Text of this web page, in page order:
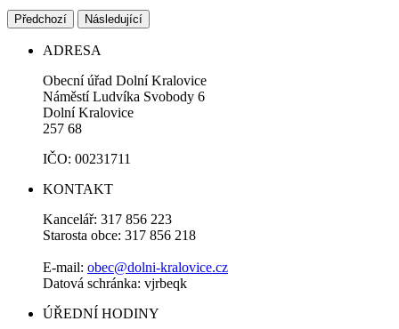
Předchozí Následující
ADRESA
Obecní úřad Dolní Kralovice
Náměstí Ludvíka Svobody 6
Dolní Kralovice
257 68
IČO: 00231711
KONTAKT
Kancelář: 317 856 223
Starosta obce: 317 856 218
E-mail: obec@dolni-kralovice.cz
Datová schránka: vjrbeqk
ÚŘEDNÍ HODINY